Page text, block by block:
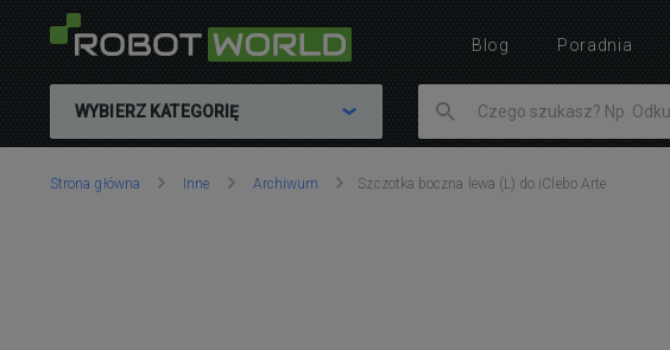
WYBIERZ KATEGORIĘ
Znajdujesz
Strona główna Inne Archiwum Szczotka boczna lewa (L) do iClebo Arte
Blog Poradnia